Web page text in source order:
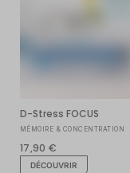
D-Stress FOCUS
MÉMOIRE & CONCENTRATION
17,90 €
DÉCOUVRIR